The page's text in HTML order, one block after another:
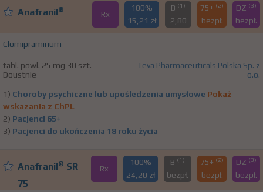
Anafranil® Rx
100%
15,21 zł
B (1)
2,80
75+ (2)
bezpł.
DZ (3)
bezpł.
Clomipraminum
tabl. powl. 25 mg 30 szt.
Doustnie
Teva Pharmaceuticals Polska Sp. z
o.o.
1) Choroby psychiczne lub upośledzenia umysłowe Pokaż
wskazania z ChPL
2) Pacjenci 65+
3) Pacjenci do ukończenia 18 roku życia
Anafranil® SR
75
Rx
100%
24,20 zł
B (1)
bezpł.
75+ (2)
bezpł.
DZ (3)
bezpł.